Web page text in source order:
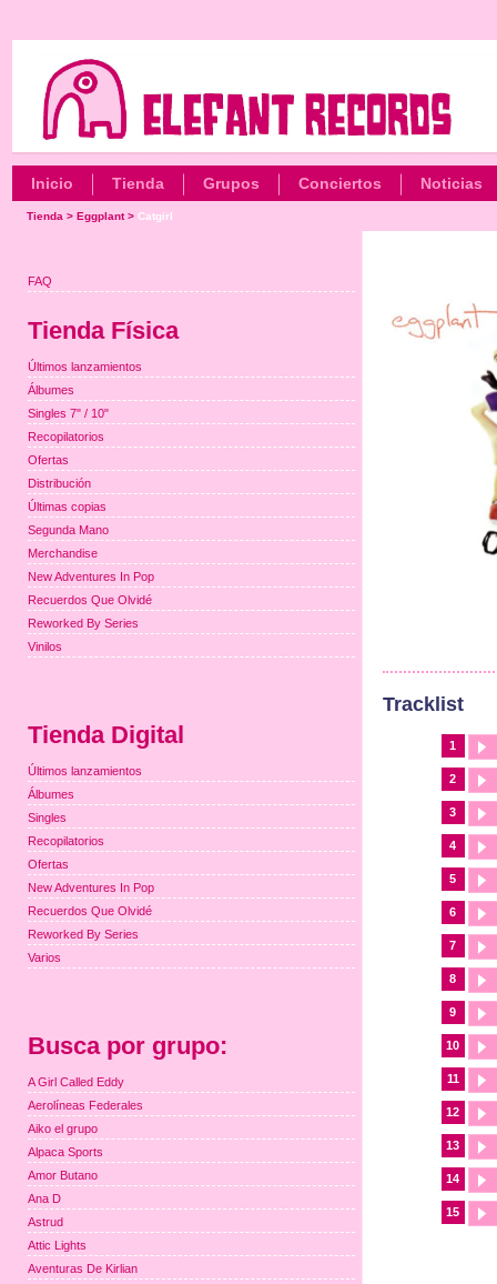
Inicio Tienda Grupos Conciertos Noticias
Tienda > Eggplant> Catgirl
Tracklist
1
2
3
4
5
6
7
8
9
10
11
12
13
14
15
FAQ
Tienda Física
Últimos lanzamientos
Álbumes
Singles 7" / 10"
Recopilatorios
Ofertas
Distribución
Últimas copias
Segunda Mano
Merchandise
New Adventures In Pop
Recuerdos Que Olvidé
Reworked By Series
Vinilos
Tienda Digital
Últimos lanzamientos
Álbumes
Singles
Recopilatorios
Ofertas
New Adventures In Pop
Recuerdos Que Olvidé
Reworked By Series
Varios
Busca por grupo:
A Girl Called Eddy
Aerolíneas Federales
Aiko el grupo
Alpaca Sports
Amor Butano
Ana D
Astrud
Attic Lights
Aventuras De Kirlian